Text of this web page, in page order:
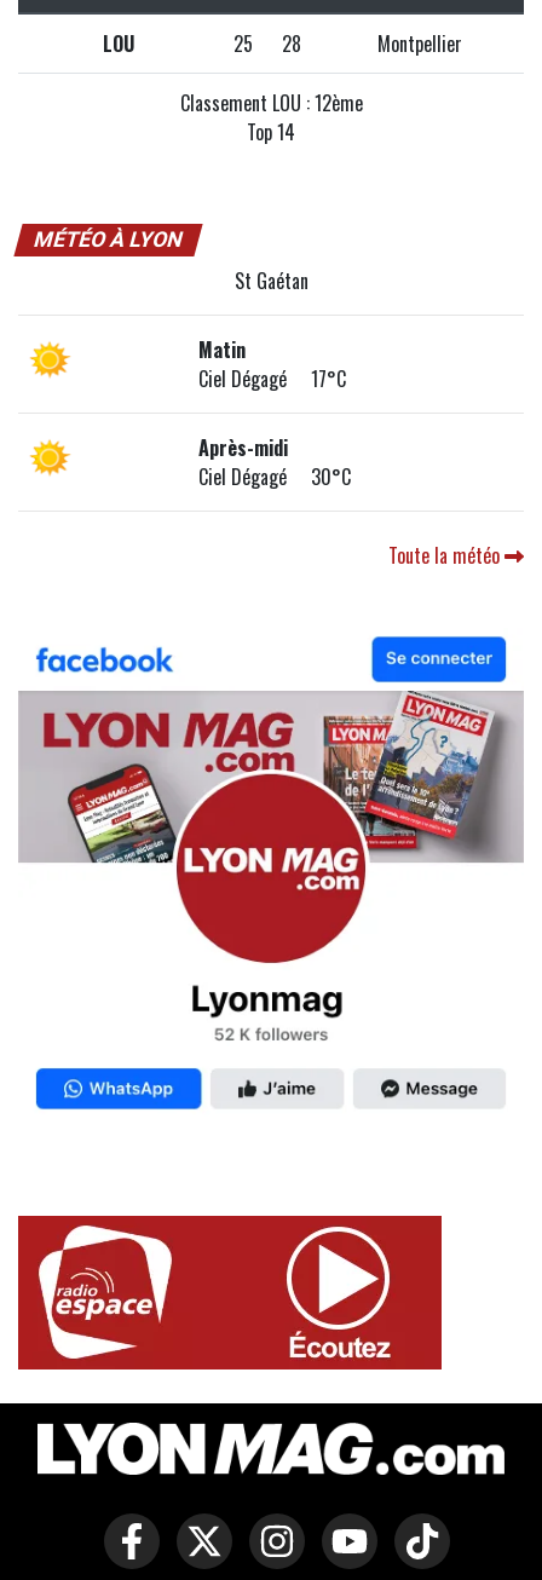
LOU 25 28 Montpellier
Classement LOU : 12ème
Top 14
MÉTÉO À LYON
St Gaétan
Matin
Ciel Dégagé 17°C
Après-midi
Ciel Dégagé 30°C
Toute la météo